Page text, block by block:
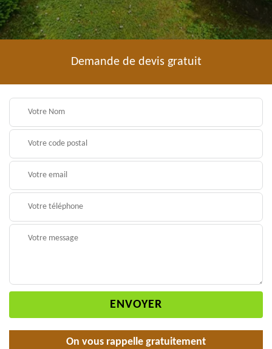
Demande de devis gratuit
On vous rappelle gratuitement